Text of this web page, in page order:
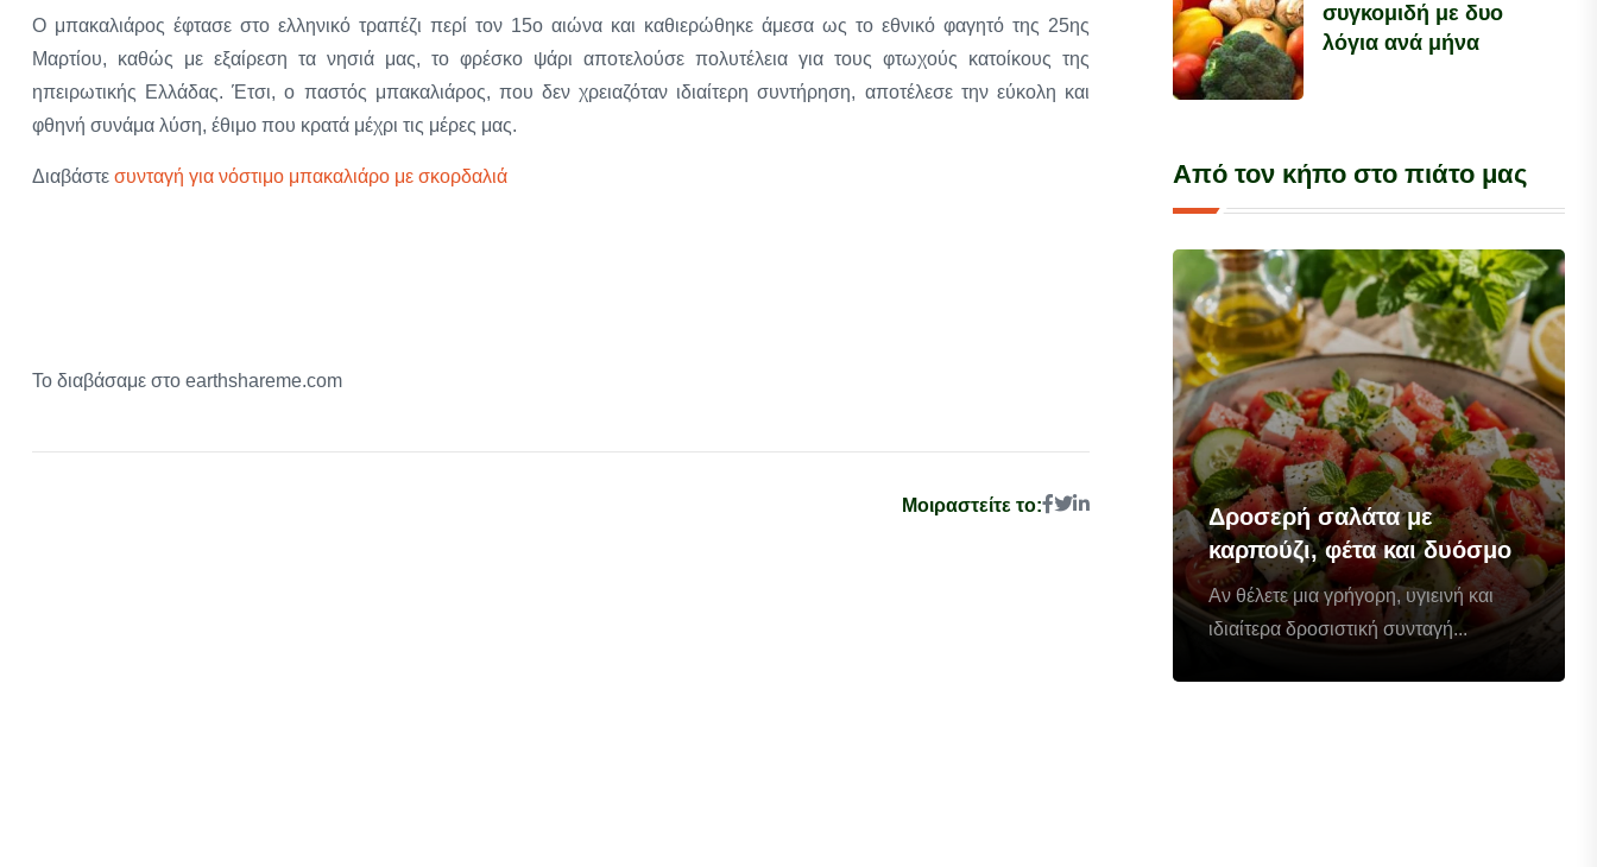
Ο μπακαλιάρος έφτασε στο ελληνικό τραπέζι περί τον 15ο αιώνα και καθιερώθηκε άμεσα ως το εθνικό φαγητό της 25ης
Μαρτίου, καθώς με εξαίρεση τα νησιά μας, το φρέσκο ψάρι αποτελούσε πολυτέλεια για τους φτωχούς κατοίκους της
ηπειρωτικής Ελλάδας. Έτσι, ο παστός μπακαλιάρος, που δεν χρειαζόταν ιδιαίτερη συντήρηση, αποτέλεσε την εύκολη και
φθηνή συνάμα λύση, έθιμο που κρατά μέχρι τις μέρες μας.
Διαβάστε συνταγή για νόστιμο μπακαλιάρο με σκορδαλιά
Το διαβάσαμε στο earthshareme.com
Μοιραστείτε το:
συγκομιδή με δυο
λόγια ανά μήνα
Από τον κήπο στο πιάτο μας
Δροσερή σαλάτα με
καρπούζι, φέτα και δυόσμο
Αν θέλετε μια γρήγορη, υγιεινή και
ιδιαίτερα δροσιστική συνταγή...